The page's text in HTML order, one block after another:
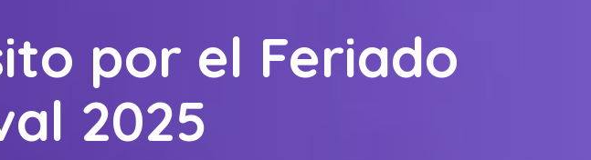
por el Feriado
2025